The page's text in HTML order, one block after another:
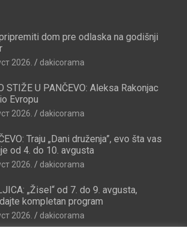
dom pre odlaska na godišnji
2026. dakicorama
STIŽE U PANČEVO: Aleksa Rakonjac
Evropu
2026. dakicorama
Traju „Dani druženja”, evo šta vas
od 4. do 10. avgusta
2026. dakicorama
„Žisel“ od 7. do 9. avgusta,
kompletan program
2026. dakicorama